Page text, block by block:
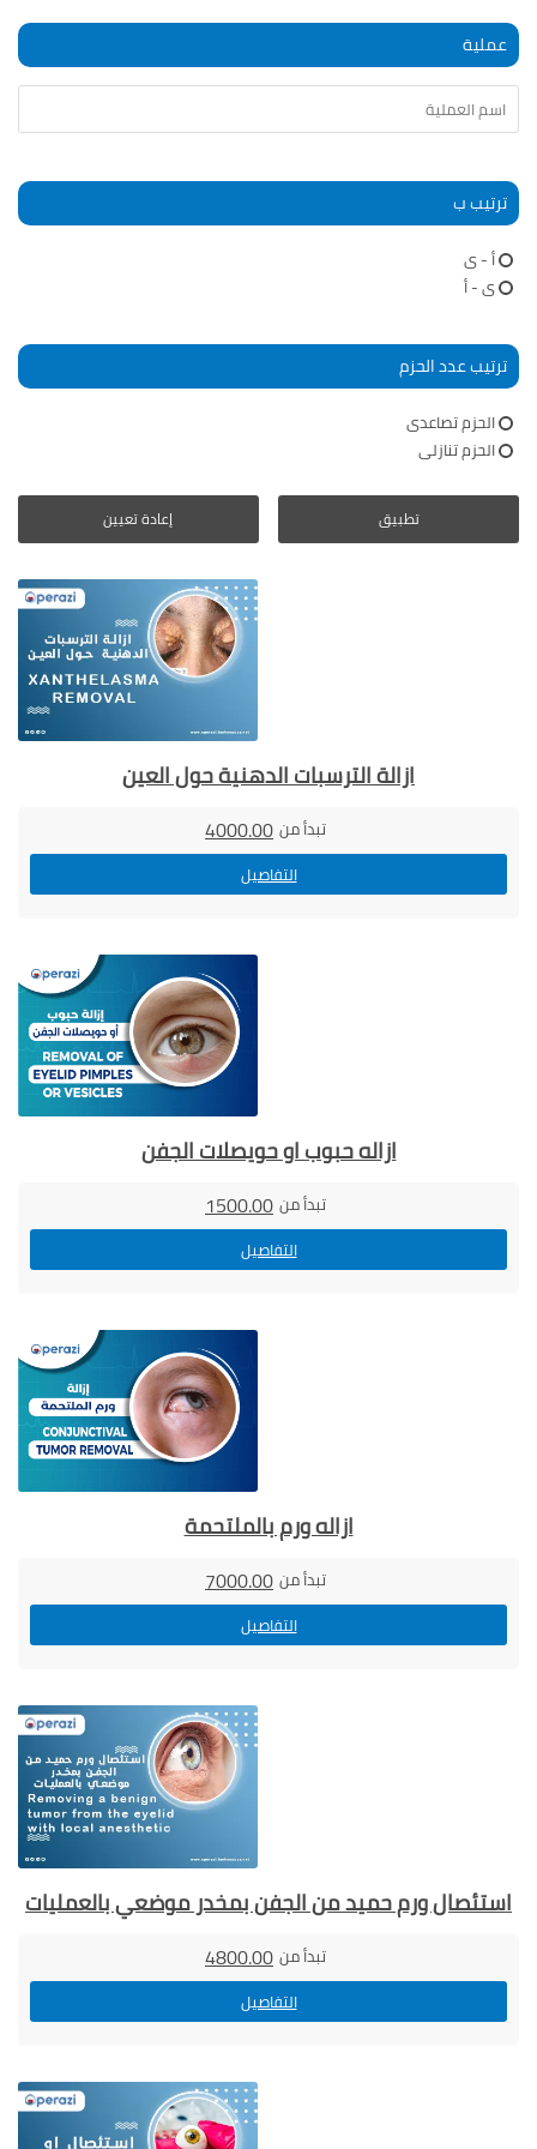
عملية
ترتيب ب
أ - ى
ى - أ
ترتيب عدد الحزم
الحزم تصاعدى
الحزم تنازلى
إعادة تعيين تطبيق
ازالة الترسبات الدهنية حول العين
تبدأ من 4000.00
التفاصيل
ازاله حبوب او حويصلات الجفن
تبدأ من 1500.00
التفاصيل
ازاله ورم بالملتحمة
تبدأ من 7000.00
التفاصيل
استئصال ورم حميد من الجفن بمخدر موضعي بالعمليات
تبدأ من 4800.00
التفاصيل